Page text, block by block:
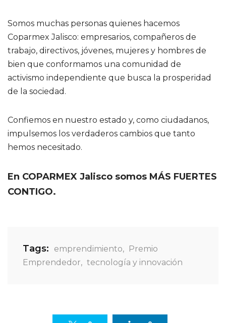
Somos muchas personas quienes hacemos
Coparmex Jalisco: empresarios, compañeros de
trabajo, directivos, jóvenes, mujeres y hombres de
bien que conformamos una comunidad de
activismo independiente que busca la prosperidad
de la sociedad.
Confiemos en nuestro estado y, como ciudadanos,
impulsemos los verdaderos cambios que tanto
hemos necesitado.
En COPARMEX Jalisco somos MÁS FUERTES
CONTIGO.
Tags: emprendimiento, Premio
Emprendedor, tecnología y innovación